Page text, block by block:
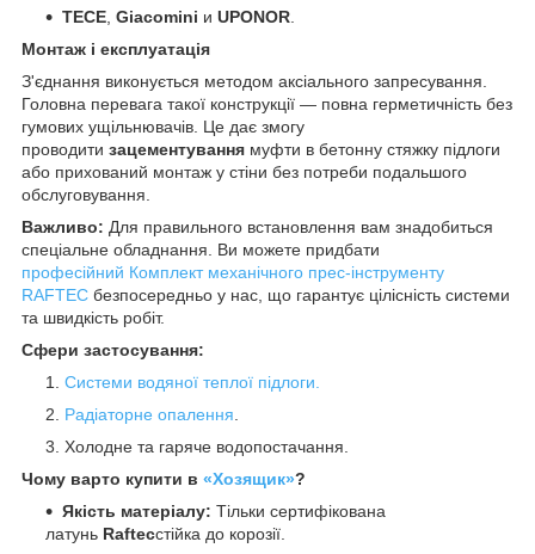
TECE Giacomini и UPONOR
Монтаж і експлуатація
З'єднання виконується методом аксіального запресування.
Головна перевага такої конструкції — повна герметичність без
гумових ущільнювачів. Це дає змогу
проводити зацементування муфти в бетонну стяжку підлоги
або прихований монтаж у стіни без потреби подальшого
обслуговування.
Важливо: Для правильного встановлення вам знадобиться
спеціальне обладнання. Ви можете придбати
професійний Комплект механічного прес-інструменту
RAFTEC безпосередньо у нас, що гарантує цілісність системи
та швидкість робіт.
Сфери застосування:
Системи водяної теплої підлоги.
Радіаторне опалення
Холодне та гаряче водопостачання.
Чому варто купити в «Хозящик»?
Якість матеріалу: Тільки сертифікована
латунь Raftecстійка до корозії.